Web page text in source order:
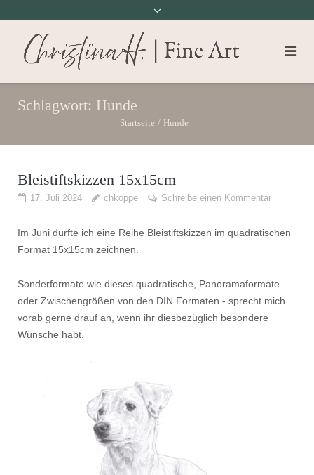
Schlagwort: Hunde
Startseite / Hunde
Bleistiftskizzen 15x15cm
17. Juli 2024 chkoppe Schreibe einen Kommentar
Im Juni durfte ich eine Reihe Bleistiftskizzen im quadratischen
Format 15x15cm zeichnen.
Sonderformate wie dieses quadratische, Panoramaformate
oder Zwischengrößen von den DIN Formaten - sprecht mich
vorab gerne drauf an, wenn ihr diesbezüglich besondere
Wünsche habt.